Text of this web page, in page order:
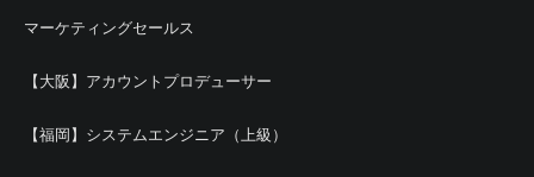
マーケティングセールス
【大阪】アカウントプロデューサー
【福岡】システムエンジニア（上級）